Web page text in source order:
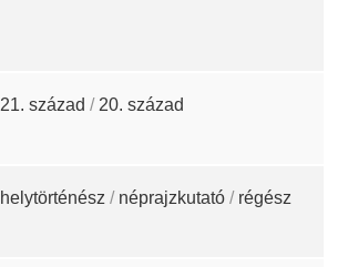
21. század / 20. század
helytörténész / néprajzkutató / régész